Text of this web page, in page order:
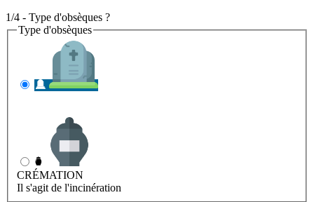
1/4 - Type d'obsèques ?
Type d'obsèques
CRÉMATION
Il s'agit de l'incinération